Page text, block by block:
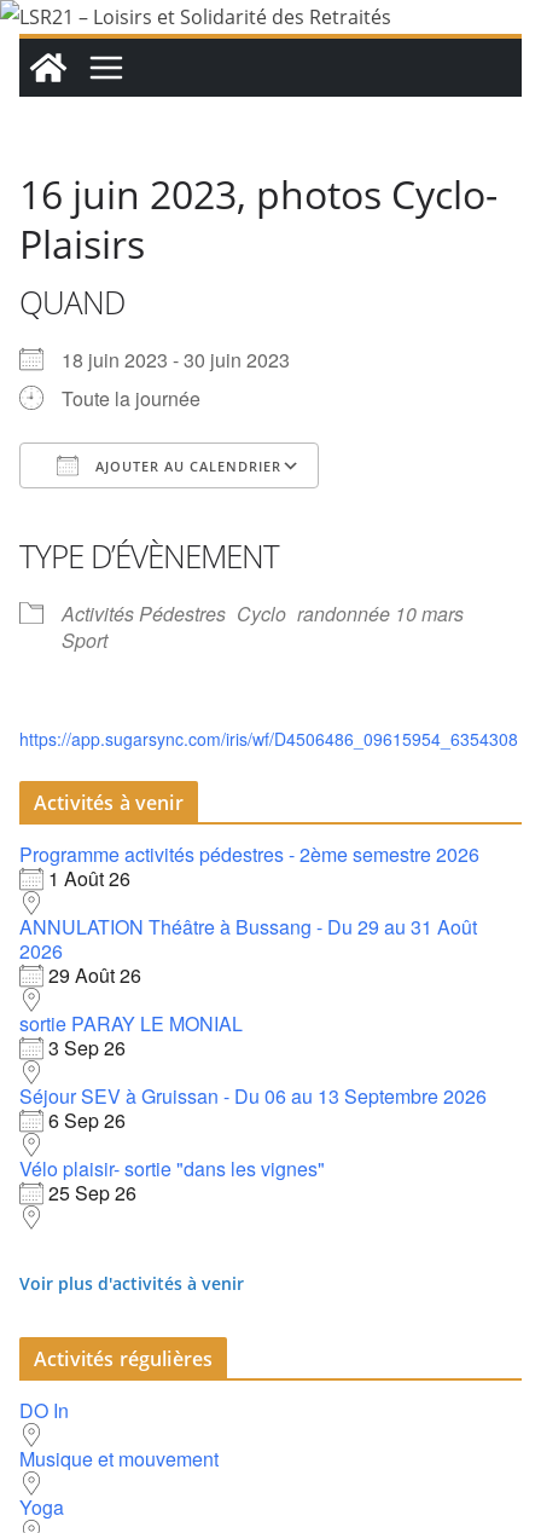
Passer
contenu
16 juin 2023, photos Cyclo-
Plaisirs
QUAND
18 juin 2023 - 30 juin 2023
Toute la journée
AJOUTER AU CALENDRIER
TYPE D’ÉVÈNEMENT
Activités Pédestres Cyclo randonnée 10 mars
Sport
https://app.sugarsync.com/iris/wf/D4506486_09615954_6354308
Activités à venir
Programme activités pédestres - 2ème semestre 2026
1 Août 26
ANNULATION Théâtre à Bussang - Du 29 au 31 Août
2026
29 Août 26
sortie PARAY LE MONIAL
3 Sep 26
Séjour SEV à Gruissan - Du 06 au 13 Septembre 2026
6 Sep 26
Vélo plaisir- sortie "dans les vignes"
25 Sep 26
Voir plus d'activités à venir
Activités régulières
DO In
Musique et mouvement
Yoga